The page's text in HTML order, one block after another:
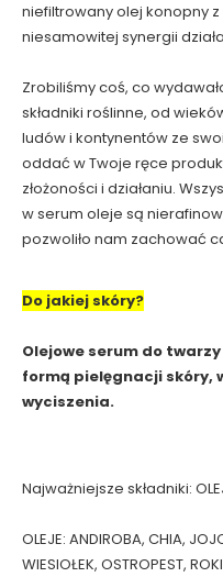
niefiltrowany olej konopny
niesamowitej synergii
Zrobiliśmy coś, co
składniki roślinne, od
ludów i kontynentów ze
oddać w Twoje ręce
złożoności i działaniu.
w serum oleje są
pozwoliło nam zachować
Do jakiej skóry?
Olejowe serum do
formą pielęgnacji skóry,
wyciszenia.
Najważniejsze składniki:
OLEJE: ANDIROBA, CHIA,
WIESIOŁEK, OSTROPEST,